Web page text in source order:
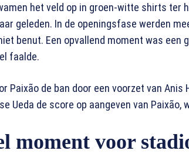
het veld op in groen-witte shirts ter
geleden. In de openingsfase werden
benut. Een opvallend moment was een
faalde.
Paixão de ban door een voorzet van Anis
Ueda de score op aangeven van Paixão,
moment voor